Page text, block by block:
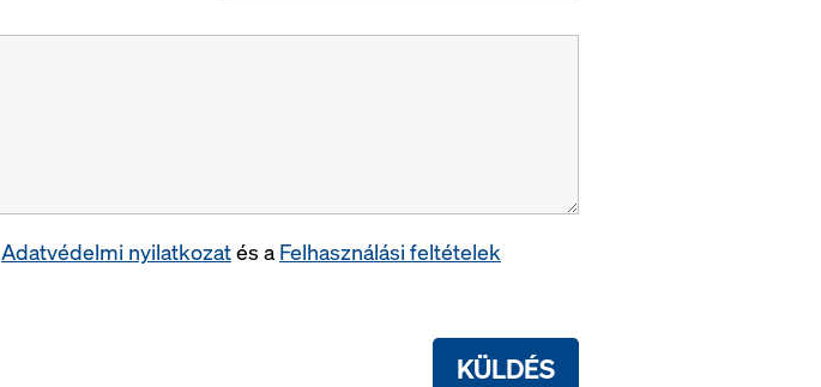
Adatvédelmi nyilatkozatés a Felhasználási feltételek
KÜLDÉS